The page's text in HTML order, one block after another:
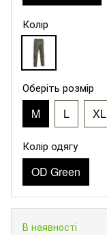
Колір
Оберіть розмір
M L XL
Колір одягу
OD Green
В наявності